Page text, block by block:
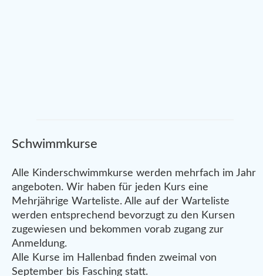
Schwimmkurse
Alle Kinderschwimmkurse werden mehrfach im Jahr
angeboten. Wir haben für jeden Kurs eine
Mehrjährige Warteliste. Alle auf der Warteliste
werden entsprechend bevorzugt zu den Kursen
zugewiesen und bekommen vorab zugang zur
Anmeldung.
Alle Kurse im Hallenbad finden zweimal von
September bis Fasching statt.